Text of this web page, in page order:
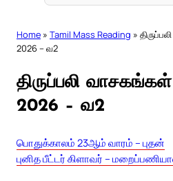
Home » Tamil Mass Reading »
2026 – வ2
திருப்பலி
2026 – வ2
பொதுக்காலம் 23ஆம் வாரம் – புதன்
புனித பீட்டர் கிளாவர் –